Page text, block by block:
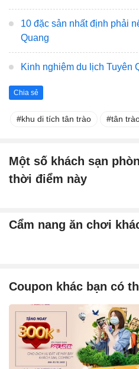
10 đặc sản nhất định phải
Quang
Kinh nghiệm du lịch Tuyên
Chia sẻ
khu di tích tân trào tân
Một số khách sạn
thời điểm này
Cẩm nang ăn chơi
Coupon khác bạn có